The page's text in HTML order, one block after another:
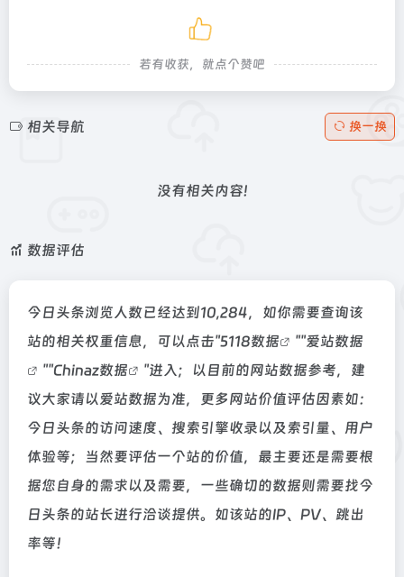
若有收获，就点个赞吧
相关导航 换一换
没有相关内容!
数据评估
今日头条浏览人数已经达到10,284，如你需要查询该
站的相关权重信息，可以点击"5118数据 ""爱站数据
""Chinaz数据
"进入；以目前的网站数据参考，建
议大家请以爱站数据为准，更多网站价值评估因素如：
今日头条的访问速度、搜索引擎收录以及索引量、用户
体验等；当然要评估一个站的价值，最主要还是需要根
据您自身的需求以及需要，一些确切的数据则需要找今
日头条的站长进行洽谈提供。如该站的IP、PV、跳出
率等！